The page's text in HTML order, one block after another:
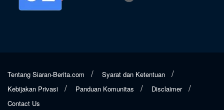
Tentang Siaran-Berita.com
Syarat dan Ketentuan
Kebijakan Privasi
Panduan Komunitas
Disclaimer
Contact Us